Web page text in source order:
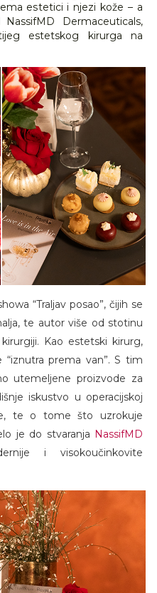
estetici i njezi kože – a
Dermaceuticals,
estetskog kirurga na
“Traljav posao”, čijih se
te autor više od stotinu
Kao estetski kirurg,
prema van”. S tim
utemeljene proizvode za
iskustvo u operacijskoj
te o tome što uzrokuje
je do stvaranja NassifMD
i visokoučinkovite